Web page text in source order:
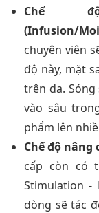
Chế
(Infusion/
chuyên viên
độ này, mặt
trên da.
vào sâu
phẩm lên
Chế độ nâng
cấp còn có
Stimulation -
dòng sẽ tác